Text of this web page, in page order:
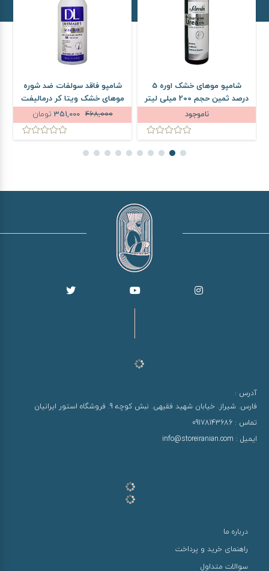
شامپو موهای خشک اوره 5
درصد ثمین حجم 200 میلی لیتر
ناموجود
شامپو فاقد سولفات ضد شوره
موهای خشک ویتا کر درمالیفت
حجم 200 میلی لیتر
468,000
351,000 تومان
آدرس :
فارس. شیراز. خیابان شهید فقیهی. نبش کوچه 9. فروشگاه استور ایرانیان
تماس : 09178143686
ایمیل : info@storeiranian.com
درباره ما
راهنمای خرید و پرداخت
سوالات متداول